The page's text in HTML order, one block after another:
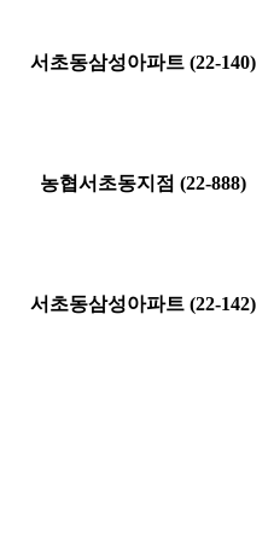
서초동삼성아파트 (22-140)
농협서초동지점 (22-888)
서초동삼성아파트 (22-142)